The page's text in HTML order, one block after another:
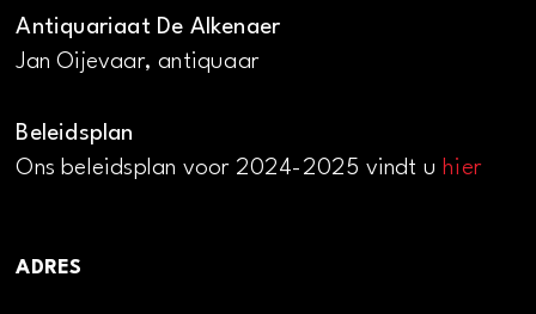
Antiquariaat De Alkenaer
Jan Oijevaar, antiquaar
Beleidsplan
Ons beleidsplan voor 2024-2025 vindt uhier
ADRES